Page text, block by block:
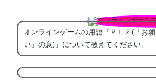
オンラインゲームの用語『ＰＬＺ(「お願
い」の意)」について教えてください。